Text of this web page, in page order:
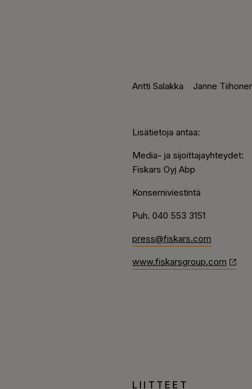
Antti Salakka Janne
Lisätietoja antaa:
Media- ja sijoittajayhteydet:
Fiskars Oyj Abp
Konserniviestintä
Puh. 040 553 3151
press@fiskars.com
www.fiskarsgroup.com
LIITTEET